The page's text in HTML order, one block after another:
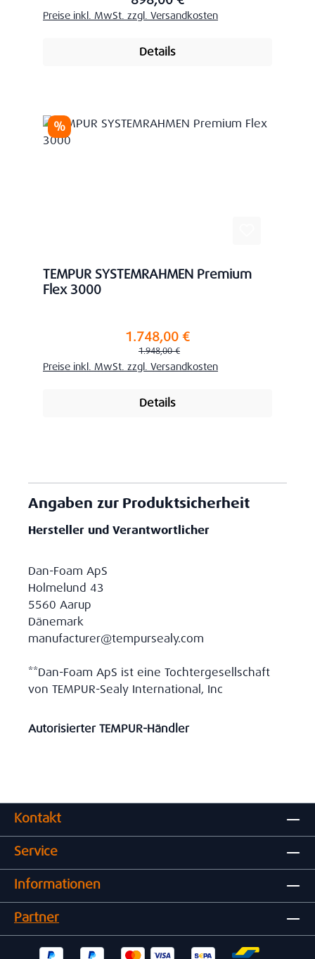
Preise inkl. MwSt. zzgl. Versandkosten
Details
Rabatt
%
TEMPUR SYSTEMRAHMEN Premium
Flex 3000
Verkaufspreis:1.748,00 €
Regulärer Preis:
1.948,00 €
Preise inkl. MwSt. zzgl. Versandkosten
Details
Angaben zur Produktsicherheit
Hersteller und Verantwortlicher
Dan-Foam ApS
Holmelund 43
5560 Aarup
Dänemark
manufacturer@tempursealy.com
**Dan-Foam ApS ist eine Tochtergesellschaft
von TEMPUR-Sealy International, Inc
Autorisierter TEMPUR-Händler
Kontakt
Service
Informationen
Partner